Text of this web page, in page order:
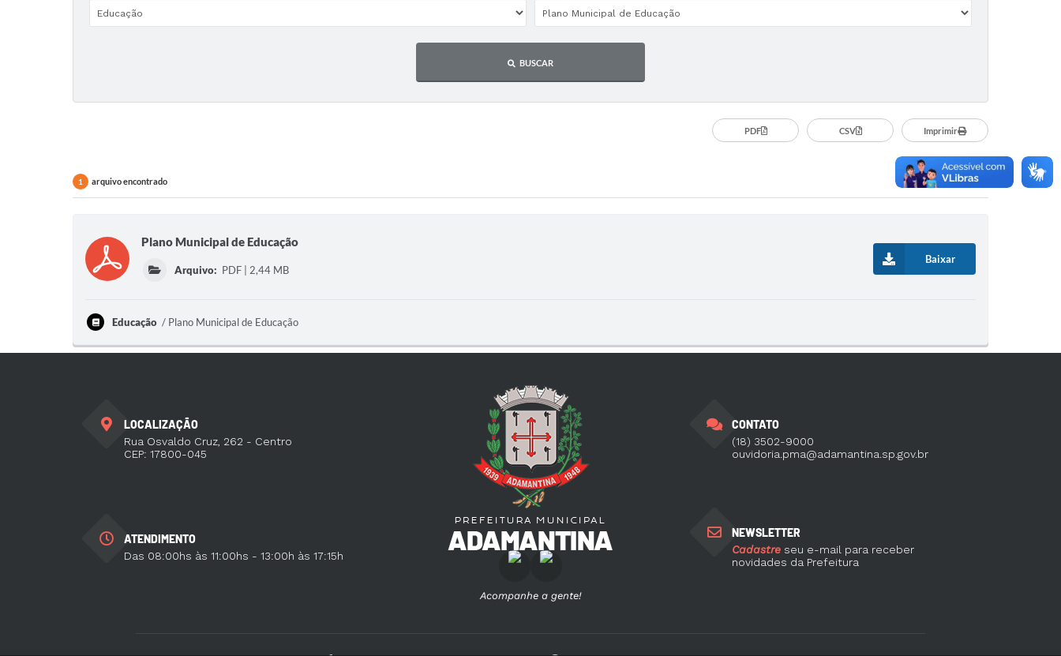
BUSCAR
PDF CSV Imprimir
1 arquivo encontrado
Plano Municipal de Educação
Arquivo: PDF | 2,44 MB
Baixar
Educação Plano Municipal de Educação
Acompanhe a gente!
LOCALIZAÇÃO
Rua Osvaldo Cruz, 262 - Centro
CEP: 17800-045
CONTATO
(18) 3502-9000
ouvidoria.pma@adamantina.sp.gov.br
ATENDIMENTO
Das 08:00hs às 11:00hs - 13:00h às 17:15h
NEWSLETTER
Cadastreseu e-mail para receber
novidades da Prefeitura